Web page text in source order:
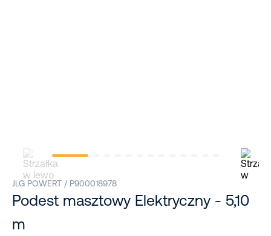
JLG POWERT / P900018978
Podest masztowy Elektryczny - 5,10
m